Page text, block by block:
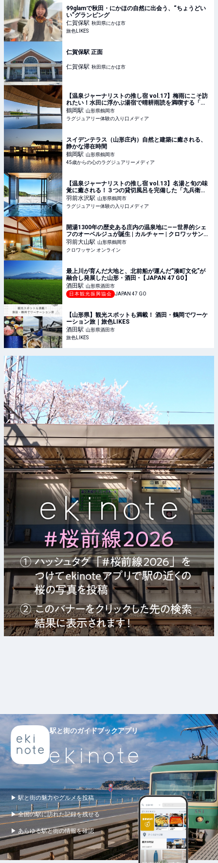
99glamで秋田・にかほの自然に出会う、“ちょうどい
い”グランピング
仁賀保駅 秋田県にかほ市
旅色LIKES
仁賀保駅 正面
仁賀保駅 秋田県にかほ市
【温泉ジャーナリストの推し宿 vol.17】梅雨にこそ訪
れたい！水田に浮かぶ湯宿で晴耕雨読を満喫する「ス
イデンテラス」
鶴岡駅 山形県鶴岡市
ラグジュアリー体験の入り口メディア
スイデンテラス（山形庄内）自然と建築に癒される、
静かな滞在時間
鶴岡駅 山形県鶴岡市
45歳からの心のラグジュアリーメディア
【温泉ジャーナリストの推し宿 vol.13】名湯と旬の味
覚に癒される！３つの貸切風呂を完備した「九兵衛別
館 珠玉や」
羽前水沢駅 山形県鶴岡市
ラグジュアリー体験の入り口メディア
開湯1300年の歴史ある庄内の温泉地に——世界的シェ
フのオーベルジュが誕生 | カルチャー | クロワッサン
オンライン
羽前大山駅 山形県鶴岡市
クロワッサン オンライン
最上川が育んだ大地と、北前船が運んだ”湊町文化”が
融合し発展した山形・酒田 -【JAPAN 47 GO】
酒田駅 山形県酒田市
日本観光振興協会
JAPAN 47 GO
【山形県】観光スポットも満載！ 酒田・鶴岡でワーケ
ーション旅｜旅色LIKES
酒田駅 山形県酒田市
旅色LIKES
駅と街のガイドブックアプリ
▶ 駅と街の魅力やグルメを投稿
▶ 全国の駅に訪れた記録を残せる
▶ あらゆる駅と街の情報を確認